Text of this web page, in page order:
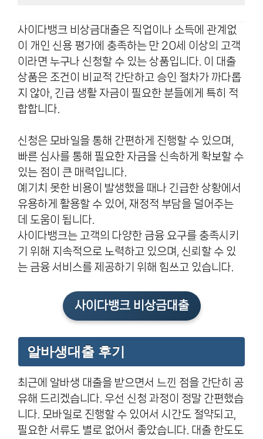
사이다뱅크 비상금대출은 직업이나 소득에 관계없
이 개인 신용 평가에 충족하는 만 20세 이상의 고객
이라면 누구나 신청할 수 있는 상품입니다. 이 대출
상품은 조건이 비교적 간단하고 승인 절차가 까다롭
지 않아, 긴급 생활 자금이 필요한 분들에게 특히 적
합합니다.
신청은 모바일을 통해 간편하게 진행할 수 있으며,
빠른 심사를 통해 필요한 자금을 신속하게 확보할 수
있는 점이 큰 매력입니다.
예기치 못한 비용이 발생했을 때나 긴급한 상황에서
유용하게 활용할 수 있어, 재정적 부담을 덜어주는
데 도움이 됩니다.
사이다뱅크는 고객의 다양한 금융 요구를 충족시키
기 위해 지속적으로 노력하고 있으며, 신뢰할 수 있
는 금융 서비스를 제공하기 위해 힘쓰고 있습니다.
사이다뱅크 비상금대출
알바생대출 후기
최근에 알바생 대출을 받으면서 느낀 점을 간단히 공
유해 드리겠습니다. 우선 신청 과정이 정말 간편했습
니다. 모바일로 진행할 수 있어서 시간도 절약되고,
필요한 서류도 별로 없어서 좋았습니다. 대출 한도도